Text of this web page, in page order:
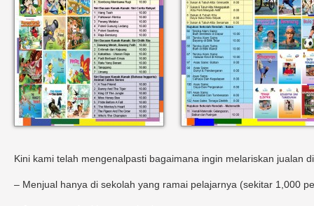
Kini kami telah mengenalpasti bagaimana ingin melariskan jualan
– Menjual hanya di sekolah yang ramai pelajarnya (sekitar 1,000